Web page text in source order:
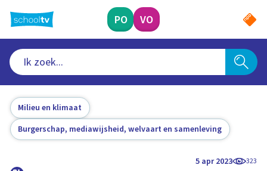
naar
hoofdinhoud
PO VO
Milieu en klimaat
Burgerschap, mediawijsheid, welvaart en samenleving
5 apr 2023 323